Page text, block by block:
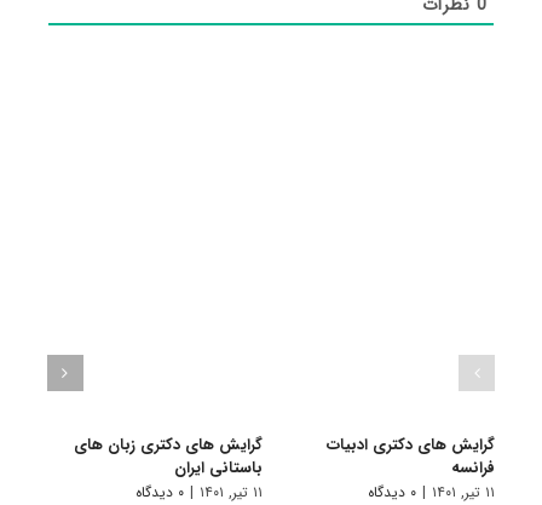
گرایش های دکتری ادبیات
فراﻧﺴﻪ
۱۱ تیر, ۱۴۰۱ | ۰ دیدگاه
گرایش های دکتری زﺑﺎن ﻫﺎی
باستانی ایران
۱۱ تیر, ۱۴۰۱ | ۰ دیدگاه